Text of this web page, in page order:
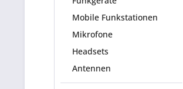
Mobile Funkstationen
Mikrofone
Headsets
Antennen